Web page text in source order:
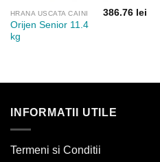
HRANA USCATA CAINI
Orijen Senior 11.4
kg
386.76 lei
INFORMATII UTILE
Termeni si Conditii